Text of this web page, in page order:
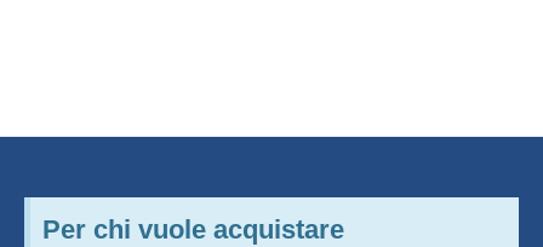
Per chi vuole acquistare